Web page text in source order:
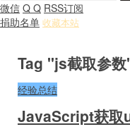
微信 Q Q RSS订阅
捐助名单 收藏本站
Tag "js截取参
经验总结
JavaScript获取